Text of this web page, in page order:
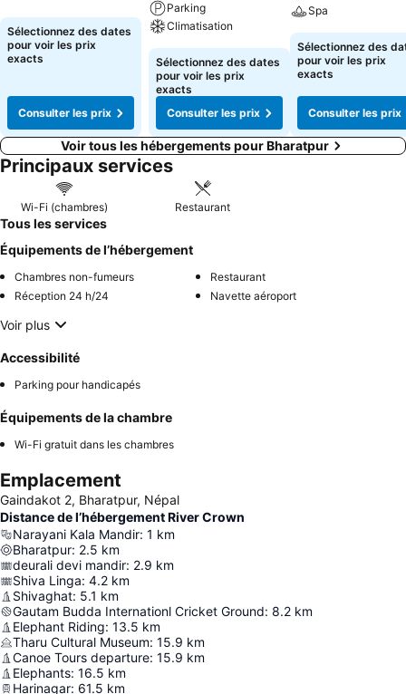
Sélectionnez des dates
pour voir les prix
exacts
Consulter les prix
Parking
Climatisation
Sélectionnez des dates
pour voir les prix
exacts
Consulter les prix
Spa
Sélectionnez des
pour voir les prix
exacts
Consulter les prix
Voir tous les hébergements pour Bharatpur
Principaux services
Wi-Fi (chambres) Restaurant
Tous les services
Équipements de l’hébergement
Chambres non-fumeurs
Restaurant
Réception 24 h/24
Navette aéroport
Voir plus
Accessibilité
Parking pour handicapés
Équipements de la chambre
Wi-Fi gratuit dans les chambres
Emplacement
Gaindakot 2, Bharatpur, Népal
Distance de l’hébergement River Crown
Narayani Kala Mandir: 1 km
Bharatpur: 2.5 km
deurali devi mandir: 2.9 km
Shiva Linga: 4.2 km
Shivaghat: 5.1 km
Gautam Budda Internationl Cricket Ground: 8.2 km
Elephant Riding: 13.5 km
Tharu Cultural Museum: 15.9 km
Canoe Tours departure: 15.9 km
Elephants: 16.5 km
Harinagar: 61.5 km